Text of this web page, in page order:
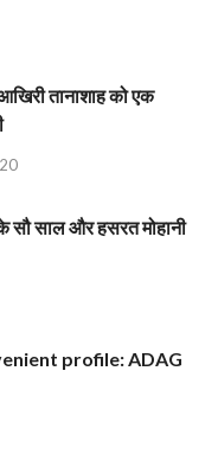
तानाशाह को एक
सौ साल और हसरत मोहानी
profile: ADAG